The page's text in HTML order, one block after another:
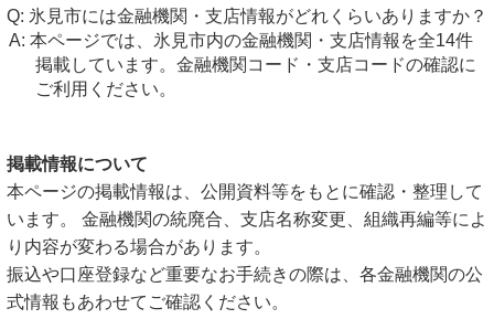
氷見市には金融機関・支店情報がどれくらいありますか？
本ページでは、氷見市内の金融機関・支店情報を全14件
掲載しています。金融機関コード・支店コードの確認に
ご利用ください。
掲載情報について
本ページの掲載情報は、公開資料等をもとに確認・整理して
います。 金融機関の統廃合、支店名称変更、組織再編等によ
り内容が変わる場合があります。
振込や口座登録など重要なお手続きの際は、各金融機関の公
式情報もあわせてご確認ください。